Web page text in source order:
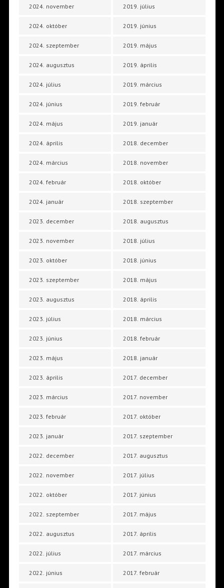
2024. november
2024. október
2024. szeptember
2024. augusztus
2024. július
2024. június
2024. május
2024. április
2024. március
2024. február
2024. január
2023. december
2023. november
2023. október
2023. szeptember
2023. augusztus
2023. július
2023. június
2023. május
2023. április
2023. március
2023. február
2023. január
2022. december
2022. november
2022. október
2022. szeptember
2022. augusztus
2022. július
2022. június
2019. július
2019. június
2019. május
2019. április
2019. március
2019. február
2019. január
2018. december
2018. november
2018. október
2018. szeptember
2018. augusztus
2018. július
2018. június
2018. május
2018. április
2018. március
2018. február
2018. január
2017. december
2017. november
2017. október
2017. szeptember
2017. augusztus
2017. július
2017. június
2017. május
2017. április
2017. március
2017. február